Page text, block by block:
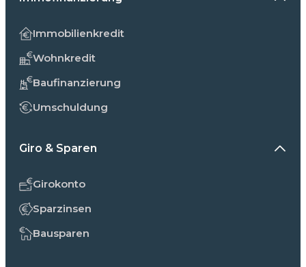
Immobilienkredit
Wohnkredit
Baufinanzierung
Umschuldung
Giro & Sparen
Girokonto
Sparzinsen
Bausparen